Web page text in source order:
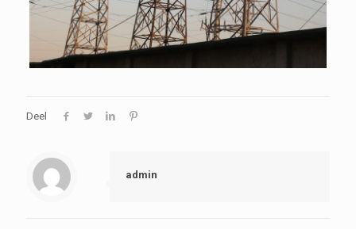
Deel
admin